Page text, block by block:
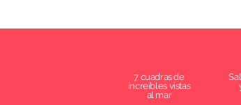
7 cuadras de
increíbles vistas
al mar